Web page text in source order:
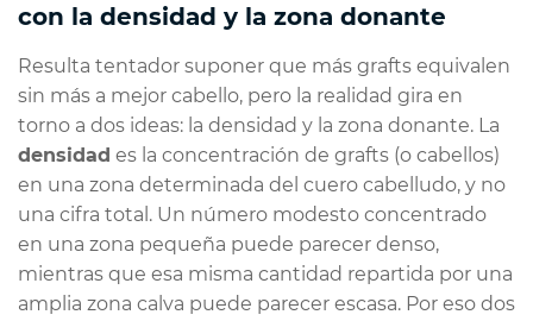
con la densidad y la zona donante
Resulta tentador suponer que más grafts equivalen
sin más a mejor cabello, pero la realidad gira en
torno a dos ideas: la densidad y la zona donante. La
densidad es la concentración de grafts (o cabellos)
en una zona determinada del cuero cabelludo, y no
una cifra total. Un número modesto concentrado
en una zona pequeña puede parecer denso,
mientras que esa misma cantidad repartida por una
amplia zona calva puede parecer escasa. Por eso dos